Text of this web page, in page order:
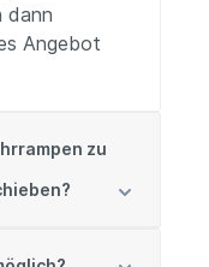
dann
Angebot
zu